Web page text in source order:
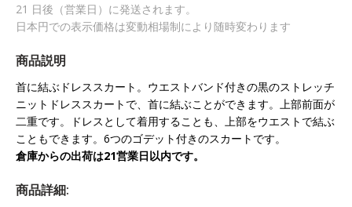
21 日後（営業日）に発送されます。
日本円での表示価格は変動相場制により随時変わります
商品説明
首に結ぶドレススカート。ウエストバンド付きの黒のストレッチ
ニットドレススカートで、首に結ぶことができます。上部前面が
二重です。ドレスとして着用することも、上部をウエストで結ぶ
こともできます。6つのゴデット付きのスカートです。
倉庫からの出荷は21営業日以内です。
商品詳細: